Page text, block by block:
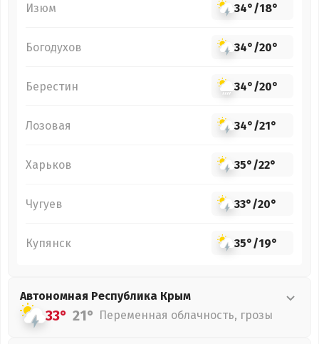
Изюм 34°/18°
Богодухов 34°/20°
Берестин 34°/20°
Лозовая 34°/21°
Харьков 35°/22°
Чугуев 33°/20°
Купянск 35°/19°
Автономная Республика Крым
33° 21° Переменная облачность, грозы